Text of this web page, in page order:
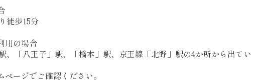
徒歩15分
用の場合
、「八王子」駅、「橋本」駅、京王線「北野」駅の4か所から出てい
ージでご確認ください。